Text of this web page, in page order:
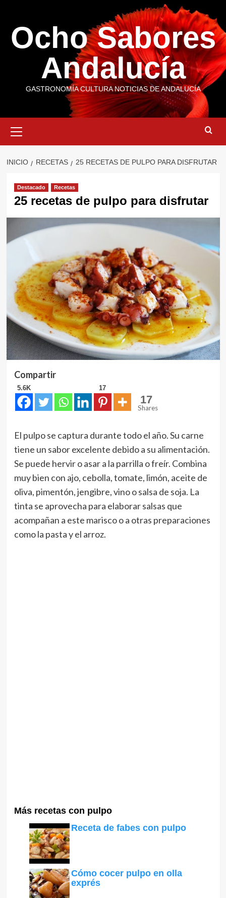
contenido
Ocho Sabores
Andalucía
GASTRONOMÍA CULTURA NOTICIAS DE ANDALUCÍA
primario
INICIO RECETAS 25 RECETAS DE PULPO PARA DISFRUTAR
Destacado Recetas
25 recetas de pulpo para disfrutar
Compartir
5.6K 17
17
Shares
El pulpo se captura durante todo el año. Su carne
tiene un sabor excelente debido a su alimentación.
Se puede hervir o asar a la parrilla o freír. Combina
muy bien con ajo, cebolla, tomate, limón, aceite de
oliva, pimentón, jengibre, vino o salsa de soja. La
tinta se aprovecha para elaborar salsas que
acompañan a este marisco o a otras preparaciones
como la pasta y el arroz.
Más recetas con pulpo
Receta de fabes con pulpo
Cómo cocer pulpo en olla
exprés